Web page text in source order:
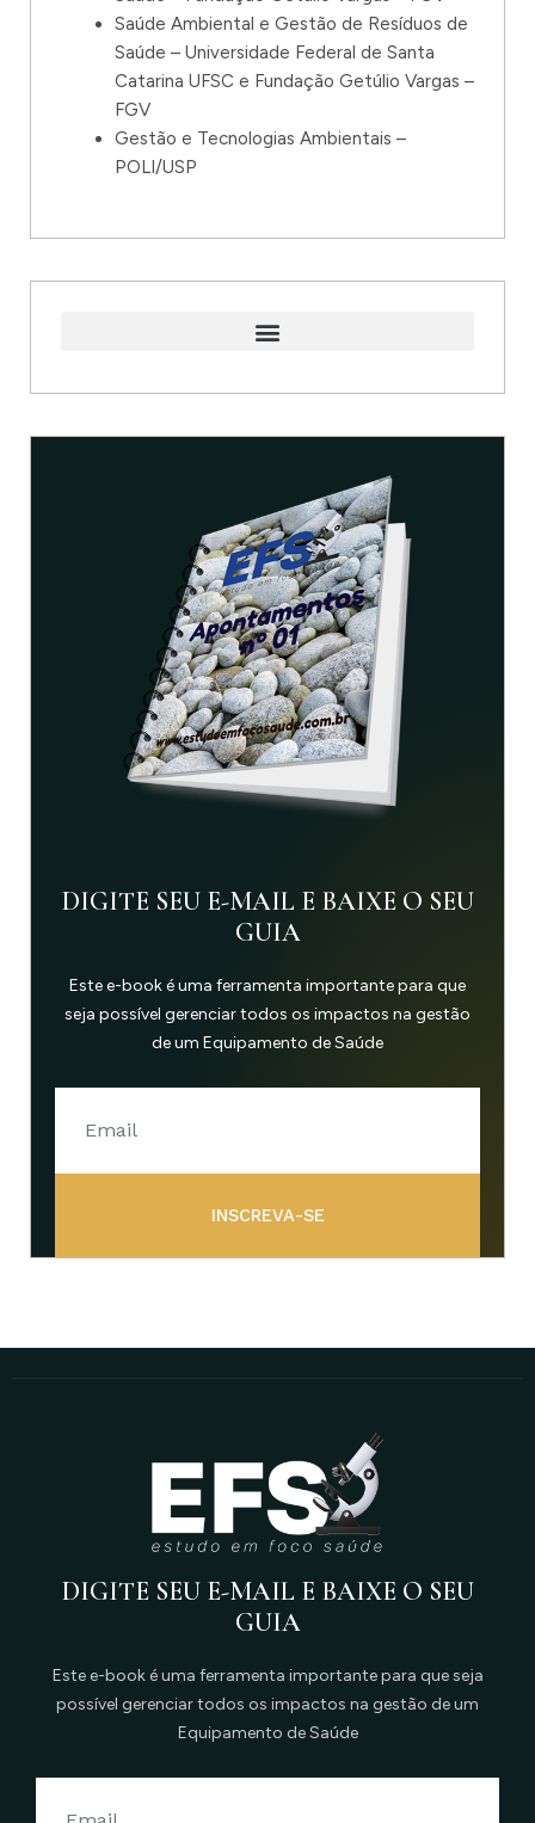
Saúde Ambiental e Gestão de Resíduos de
Saúde – Universidade Federal de Santa
Catarina UFSC e Fundação Getúlio Vargas –
FGV
Gestão e Tecnologias Ambientais –
POLI/USP
DIGITE SEU E-MAIL E BAIXE O SEU
GUIA
Este e-book é uma ferramenta importante para que
seja possível gerenciar todos os impactos na gestão
de um Equipamento de Saúde
INSCREVA-SE
DIGITE SEU E-MAIL E BAIXE O SEU
GUIA
Este e-book é uma ferramenta importante para que seja
possível gerenciar todos os impactos na gestão de um
Equipamento de Saúde